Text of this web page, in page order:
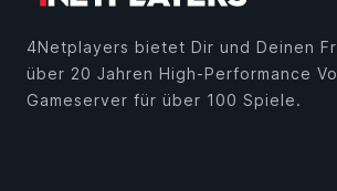
4Netplayers bietet Dir und Deinen
über 20 Jahren High-Performance
Gameserver für über 100 Spiele.